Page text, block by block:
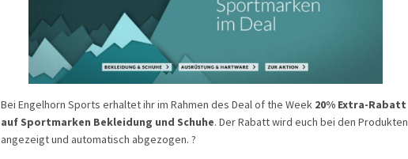
Bei Engelhorn Sports erhaltet ihr im Rahmen des Deal of the Week 20% Extra-Rabatt
auf Sportmarken Bekleidung und Schuhe. Der Rabatt wird euch bei den Produkten
angezeigt und automatisch abgezogen. ?